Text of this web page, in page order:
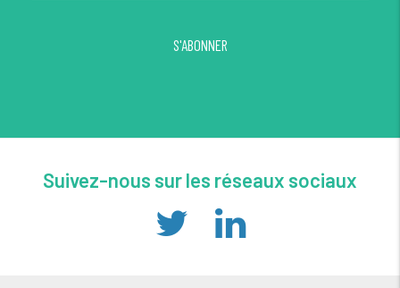
S'ABONNER
Suivez-nous sur les réseaux sociaux